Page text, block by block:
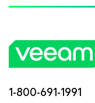
1-800-691-1991